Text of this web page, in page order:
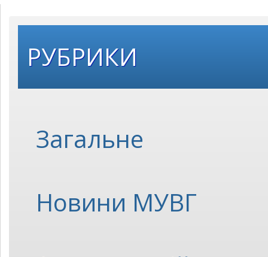
РУБРИКИ
Загальне
Новини МУВГ